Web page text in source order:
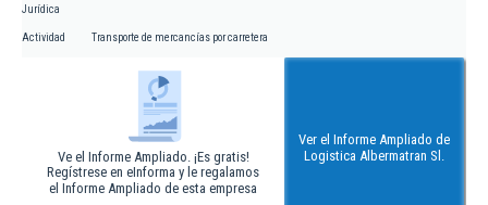
Jurídica
Actividad Transporte de mercancías por carretera
Ve el Informe Ampliado. ¡Es gratis!
Regístrese en eInforma y le regalamos
el Informe Ampliado de esta empresa
Ver el Informe Ampliado de
Logistica Albermatran Sl.